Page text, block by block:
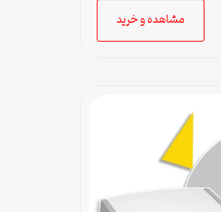
مشاهده و خرید